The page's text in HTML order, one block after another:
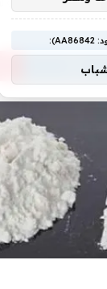
26 يوليو، 2023